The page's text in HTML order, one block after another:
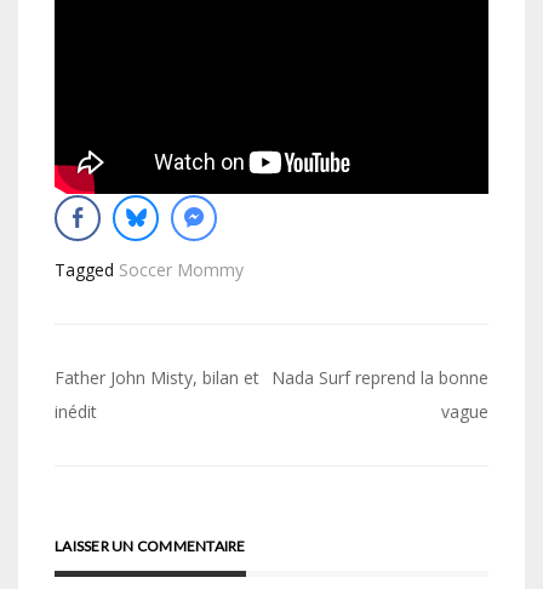
Tagged Soccer Mommy
Navigation
de
Father John Misty, bilan et
inédit
Nada Surf reprend la bonne
vague
LAISSER UN COMMENTAIRE